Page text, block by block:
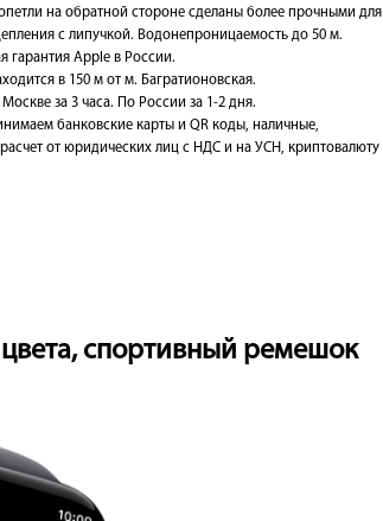
на обратной стороне сделаны более прочными для
с липучкой. Водонепроницаемость до 50 м.
гарантия Apple в России.
в 150 м от м. Багратионовская.
за 3 часа. По России за 1-2 дня.
банковские карты и QR коды, наличные,
от юридических лиц с НДС и на УСН, криптовалюту
спортивный ремешок